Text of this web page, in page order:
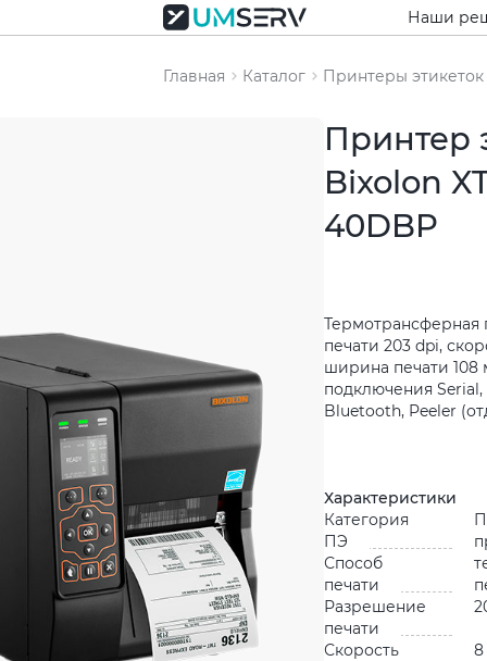
Наши
Главная Каталог Принтеры этикеток
Принтер
Bixolon
40DBP
Термотрансферная
печати 203 dpi,
ширина печати
подключения Serial,
Bluetooth, Peeler
Характеристики
Категория
ПЭ
Способ
печати
Разрешение
печати
Скорость
8